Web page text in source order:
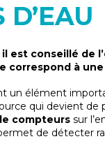
D’EAU
est conseillé de
correspond à
un élément
qui devient
compteurs sur
de détecter